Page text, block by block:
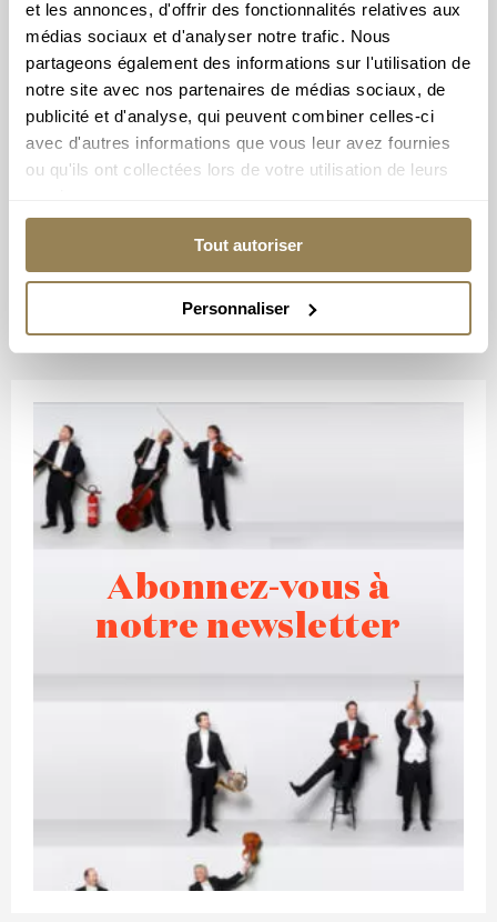
et les annonces, d'offrir des fonctionnalités relatives aux
médias sociaux et d'analyser notre trafic. Nous
partageons également des informations sur l'utilisation de
notre site avec nos partenaires de médias sociaux, de
publicité et d'analyse, qui peuvent combiner celles-ci
avec d'autres informations que vous leur avez fournies
ou qu'ils ont collectées lors de votre utilisation de leurs
Tout autoriser
Personnaliser
RÉSERVER
Abonnez-vous à
notre newsletter